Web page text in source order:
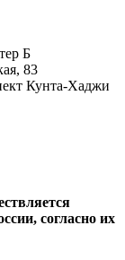
Б
83
Кунта-Хаджи
согласно их